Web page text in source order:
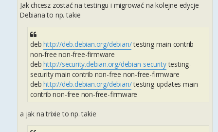
Jak chcesz zostać na testingu i migrować na kolejne edycje
Debiana to np. takie
debhttp://deb.debian.org/debian/testing main contrib
non-free non-free-firmware
debhttp://security.debian.org/debian-securitytesting-
security main contrib non-free non-free-firmware
debhttp://deb.debian.org/debian/testing-updates main
contrib non-free non-free-firmware
a jak na trixie to np. takie